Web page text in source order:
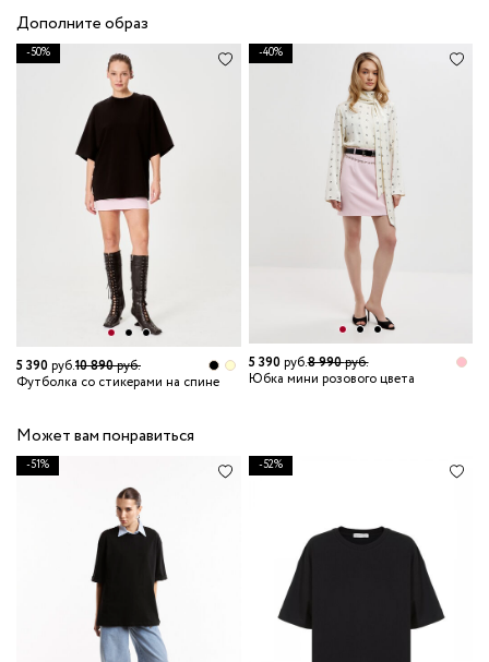
Дополните образ
-50%
5 390руб.10 890руб.
Футболка со стикерами на спине
-40%
5 390руб.8 990руб.
Юбка мини розового цвета
Может вам понравиться
-51% -52%